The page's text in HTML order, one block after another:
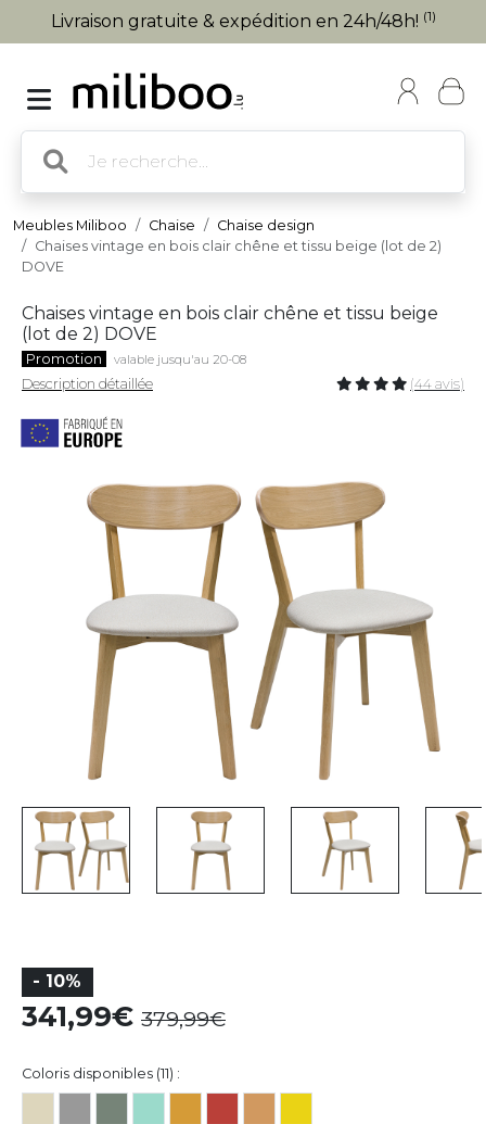
Livraison gratuite & expédition en 24h/48h! (1)
Meubles Miliboo Chaise
Chaise design
Chaises vintage en bois clair chêne et tissu beige (lot de 2)
DOVE
Chaises vintage en bois clair chêne et tissu beige
(lot de 2) DOVE
Promotion valable jusqu'au 20-08
Description détaillée (44 avis)
- 10%
341,99 379,99
Coloris disponibles (11) :